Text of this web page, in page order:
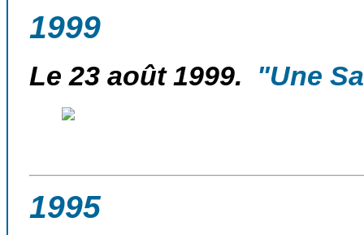
1999
Le 23 août 1999. "Une
1995